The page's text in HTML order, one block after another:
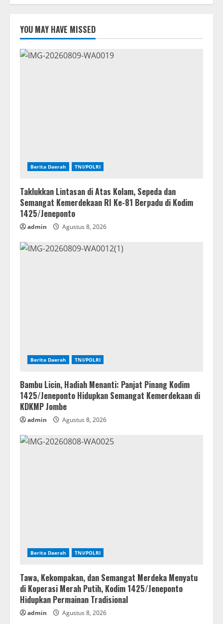
YOU MAY HAVE MISSED
Berita Daerah TNI/POLRI
Taklukkan Lintasan di Atas Kolam, Sepeda dan
Semangat Kemerdekaan RI Ke-81 Berpadu di Kodim
1425/Jeneponto
admin Agustus 8, 2026
Berita Daerah TNI/POLRI
Bambu Licin, Hadiah Menanti: Panjat Pinang Kodim
1425/Jeneponto Hidupkan Semangat Kemerdekaan di
KDKMP Jombe
admin Agustus 8, 2026
Berita Daerah TNI/POLRI
Tawa, Kekompakan, dan Semangat Merdeka Menyatu
di Koperasi Merah Putih, Kodim 1425/Jeneponto
Hidupkan Permainan Tradisional
admin Agustus 8, 2026